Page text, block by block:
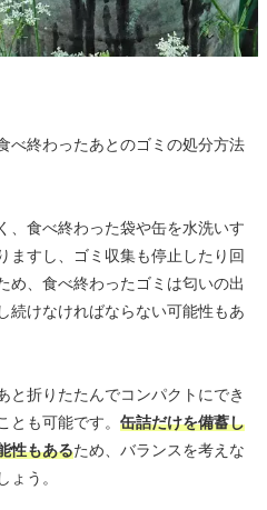
べ終わったあとのゴミの処分方法
、食べ終わった袋や缶を水洗いす
ますし、ゴミ収集も停止したり回
め、食べ終わったゴミは匂いの出
続けなければならない可能性もあ
と折りたたんでコンパクトにでき
とも可能です。 缶詰だけを備蓄し
性もあるため、バランスを考えな
ょう。